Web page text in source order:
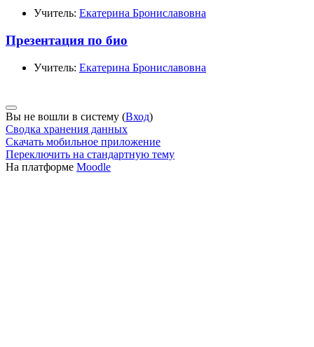
Учитель: Екатерина Брониславовна
Презентация по био
Учитель: Екатерина Брониславовна
Вы не вошли в систему (Вход)
Сводка хранения данных
Скачать мобильное приложение
Переключить на стандартную тему
На платформе Moodle